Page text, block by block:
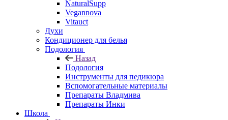
NaturalSupp
Vegannova
Vitauct
Духи
Кондиционер для белья
Подология
Назад
Подология
Инструменты для педикюра
Вспомогательные материалы
Препараты Владмива
Препараты Инки
Школа